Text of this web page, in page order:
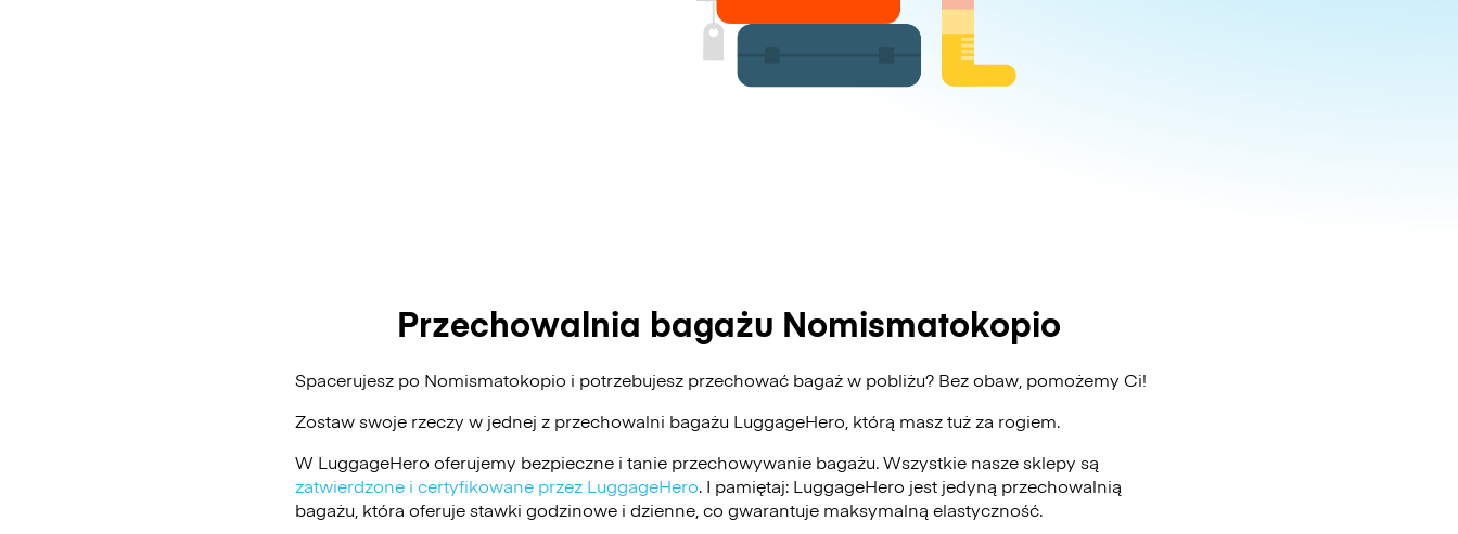
Przechowalnia bagażu Nomismatokopio
Spacerujesz po Nomismatokopio i potrzebujesz przechować bagaż w pobliżu? Bez obaw, pomożemy Ci!
Zostaw swoje rzeczy w jednej z przechowalni bagażu LuggageHero , którą masz tuż za rogiem.
W LuggageHero oferujemy bezpieczne i tanie przechowywanie bagażu. Wszystkie nasze sklepy są
zatwierdzone i certyfikowane przez LuggageHero. I pamiętaj: LuggageHero jest jedyną przechowalnią
bagażu, która oferuje stawki godzinowe i dzienne, co gwarantuje maksymalną elastyczność.